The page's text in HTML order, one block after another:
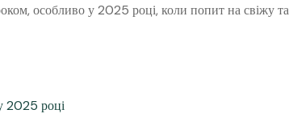
особливо у 2025 році, коли попит на свіжу